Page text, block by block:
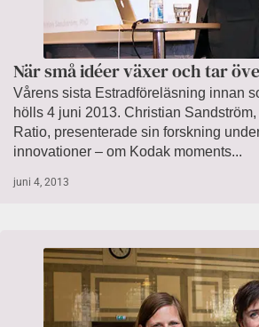
När små idéer växer och tar
Vårens sista Estradföreläsning innan
hölls 4 juni 2013. Christian
Ratio, presenterade sin forskning
innovationer – om Kodak moments...
juni 4, 2013